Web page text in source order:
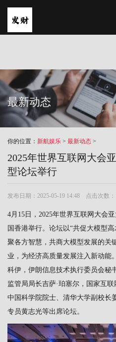
最新动态
你的位置： 新航娱乐 > 最新动态 >
2025年世界互联网大会
型论坛举行
发布日期：2025-05-19 14:48 点击次数：
4月15日，2025年世界互联网大会
国香港举行。论坛以“共促大模型
聚各方智慧，共商大模型发展的关
业，为经济高质量发展注入新动能
科伊，伊朗信息技术执行委员会秘
监管局局长吉萨·珀塞尔，国家互
中国科学院院士、清华大学副校长
专员黄志光等出席论坛。